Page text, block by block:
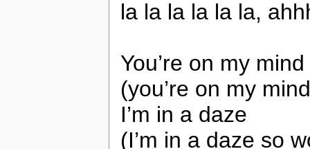
la la la la la la,
You’re on my mind
(you’re on my
I’m in a daze
(I’m in a daze so